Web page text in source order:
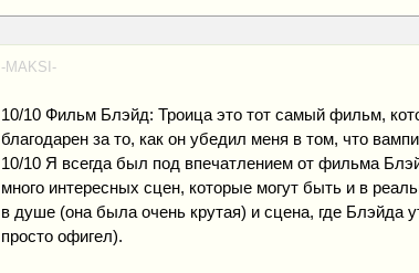
-MAKSI-
10/10 Фильм Блэйд: Троица это тот самый фильм,
благодарен за то, как он убедил меня в том, что
10/10 Я всегда был под впечатлением от фильма
много интересных сцен, которые могут быть и в
в душе (она была очень крутая) и сцена, где Блэйда
просто офигел).